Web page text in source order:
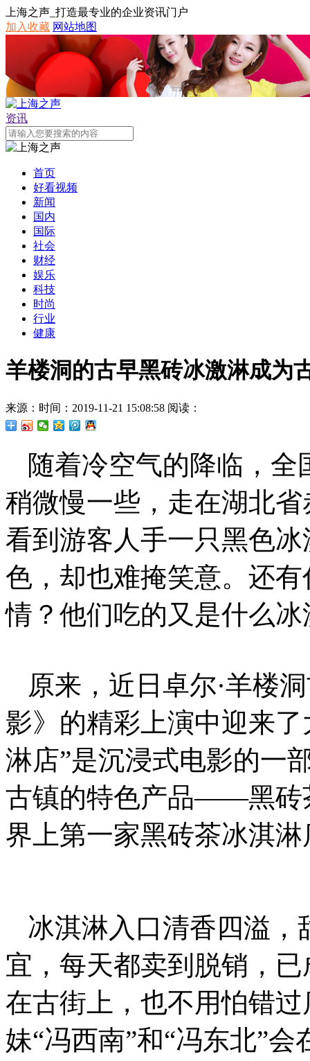
上海之声_打造最专业的企业资讯门户
加入收藏 网站地图
资讯
首页
好看视频
新闻
国内
国际
社会
财经
娱乐
科技
时尚
行业
健康
羊楼洞的古早黑砖冰激淋成为
来源： 时间：2019-11-21 15:08:58 阅读：
随着冷空气的降临，
稍微慢一些，走在湖北
看到游客人手一只黑色
色，却也难掩笑意。还
情？他们吃的又是什么
原来，近日卓尔·羊楼
影》的精彩上演中迎来
淋店”是沉浸式电影的一
古镇的特色产品——黑砖
界上第一家黑砖茶冰淇
冰淇淋入口清香四溢
宜，每天都卖到脱销，
在古街上，也不用怕错
妹“冯西南”和“冯东北”